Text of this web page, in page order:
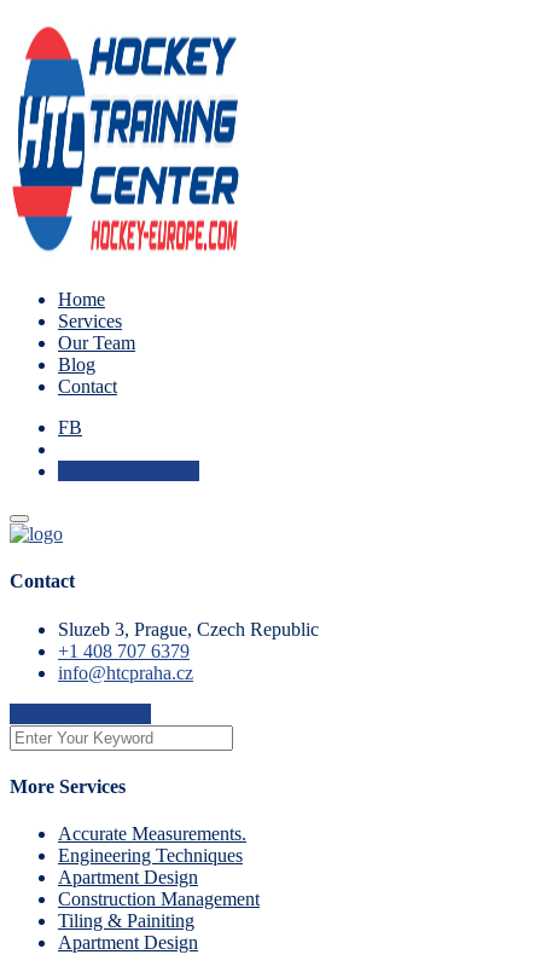
Home
Services
Our Team
Blog
Contact
FB
Contact
Sluzeb 3, Prague, Czech Republic
+1 408 707 6379
info@htcpraha.cz
More Services
Accurate Measurements.
Engineering Techniques
Apartment Design
Construction Management
Tiling & Painiting
Apartment Design